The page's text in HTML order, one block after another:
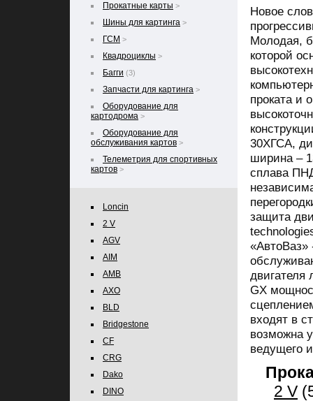
Прокатные карты >
Шины для картинга >
ГСМ >
Квадроциклы >
Багги (3)
Запчасти для картинга >
Оборудование для
картодрома >
Оборудование для
обслуживания картов >
Телеметрия для спортивных
картов >
Loncin
2 V
AGV
AIM
AMB
AXO
BLD
Bridgestone
CF
CRG
Dako
DINO
Новое
Молодая,
которой
проката и
30ХГСА,
ширина –
сплава
защита
«АвтоВаз»
двигателя
GX
входят в
возможна
ведущего
2 V